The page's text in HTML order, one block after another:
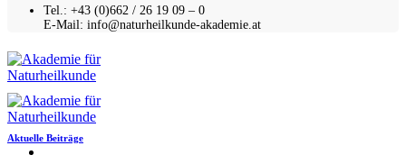
Tel.: +43 (0)662 / 26 19 09 – 0
E-Mail: info@naturheilkunde-akademie.at
Aktuelle Beiträge